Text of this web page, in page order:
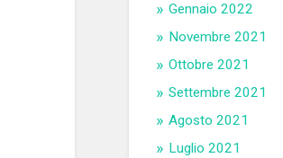
Gennaio 2022
Novembre 2021
Ottobre 2021
Settembre 2021
Agosto 2021
Luglio 2021